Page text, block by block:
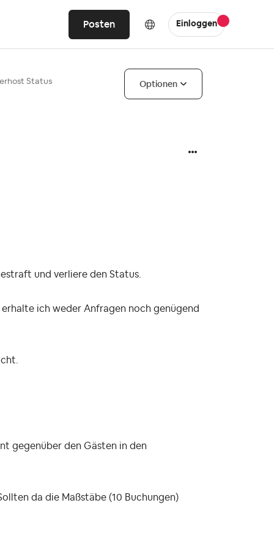
Posten Einloggen
Status Optionen
und verliere den Status.
ich weder Anfragen noch genügend
gegenüber den Gästen in den
da die Maßstäbe (10 Buchungen)